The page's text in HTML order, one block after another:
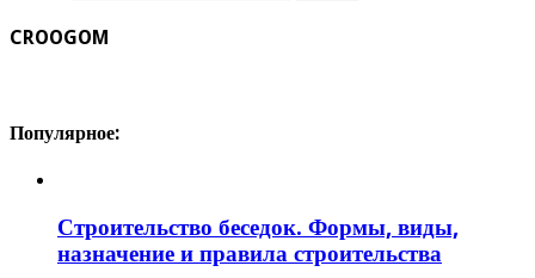
CROOGOM
Популярное:
Строительство беседок. Формы, виды,
назначение и правила строительства